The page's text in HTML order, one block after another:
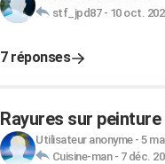
stf_jpd87- 10 oct.
7 réponses
Rayures sur peinture
Utilisateur anonyme- 5
Cuisine-man- 7 déc.